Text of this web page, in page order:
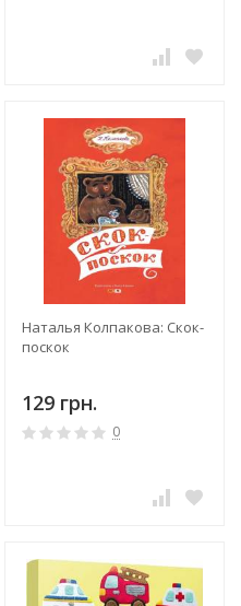
Наталья Колпакова: Скок-
поскок
129 грн.
0